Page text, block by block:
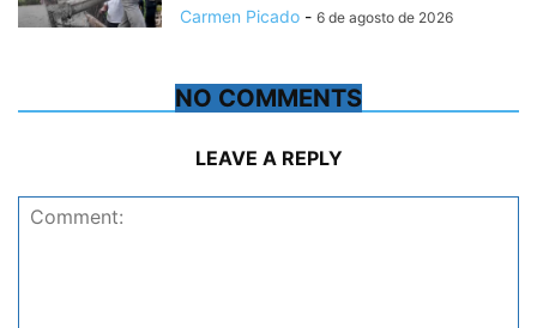
Carmen Picado - 6 de agosto de 2026
NO COMMENTS
LEAVE A REPLY